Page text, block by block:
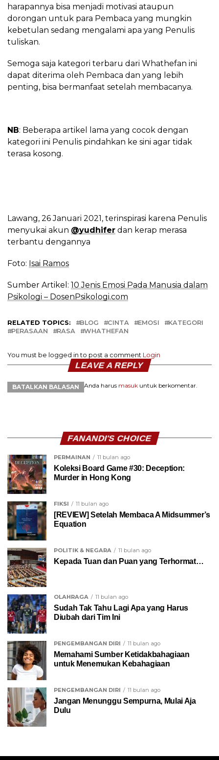
harapannya bisa menjadi motivasi ataupun
dorongan untuk para Pembaca yang mungkin
kebetulan sedang mengalami apa yang Penulis
tuliskan.
Semoga saja kategori terbaru dari Whathefan ini
dapat diterima oleh Pembaca dan yang lebih
penting, bisa bermanfaat setelah membacanya.
NB: Beberapa artikel lama yang cocok dengan
kategori ini Penulis pindahkan ke sini agar tidak
terasa kosong.
Lawang, 26 Januari 2021, terinspirasi karena Penulis
menyukai akun @yudhifer dan kerap merasa
terbantu dengannya
Foto: Isai Ramos
Sumber Artikel: 10 Jenis Emosi Pada Manusia dalam
Psikologi – DosenPsikologi.com
RELATED TOPICS: BLOG CINTA EMOSI
KATEGORI
PERASAAN
RASA WHATHEFAN
You must be logged in to post a comment Login
LEAVE A REPLY
BATALKAN BALASAN Anda harus masuk untuk berkomentar.
FANANDI'S CHOICE
PERMAINAN 11 bulan ago
Koleksi Board Game #30: Deception:
Murder in Hong Kong
FIKSI 11 bulan ago
[REVIEW] Setelah Membaca A Midsummer’s
Equation
POLITIK & NEGARA 11 bulan ago
Kepada Tuan dan Puan yang Terhormat…
OLAHRAGA 11 bulan ago
Sudah Tak Tahu Lagi Apa yang Harus
Diubah dari Tim Ini
PENGEMBANGAN DIRI 11 bulan ago
Memahami Sumber Ketidakbahagiaan
untuk Menemukan Kebahagiaan
PENGEMBANGAN DIRI 11 bulan ago
Jangan Menunggu Sempurna, Mulai Aja
Dulu